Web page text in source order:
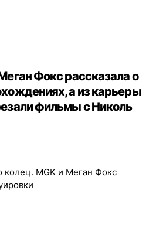
Фокс рассказала о
а из карьеры
фильмы с Николь